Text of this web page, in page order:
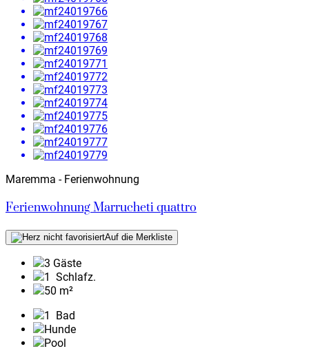
Maremma - Ferienwohnung
Ferienwohnung Marrucheti quattro
Auf die Merkliste
3 Gäste
1
Schlafz.
50 m²
1
Bad
Hunde
Pool